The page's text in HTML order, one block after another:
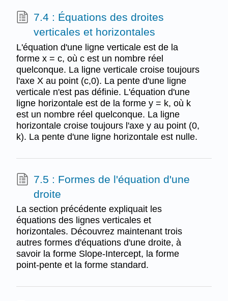
7.4 : Équations des droites
verticales et horizontales
L'équation d'une ligne verticale est de la
forme x = c, où c est un nombre réel
quelconque. La ligne verticale croise toujours
l'axe X au point (c,0). La pente d'une ligne
verticale n'est pas définie. L'équation d'une
ligne horizontale est de la forme y = k, où k
est un nombre réel quelconque. La ligne
horizontale croise toujours l'axe y au point (0,
k). La pente d'une ligne horizontale est nulle.
7.5 : Formes de l'équation d'une
droite
La section précédente expliquait les
équations des lignes verticales et
horizontales. Découvrez maintenant trois
autres formes d'équations d'une droite, à
savoir la forme Slope-Intercept, la forme
point-pente et la forme standard.